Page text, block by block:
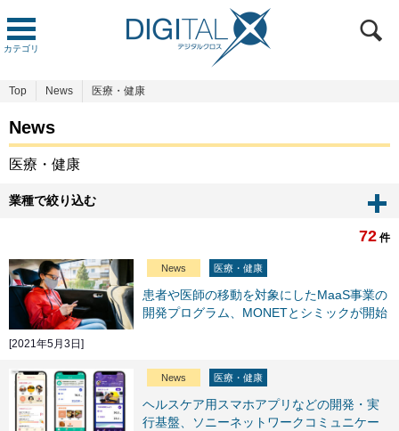
カテゴリ
Top News 医療・健康
News
医療・健康
業種で絞り込む
72 件
News 医療・健康
患者や医師の移動を対象にしたMaaS事業の
開発プログラム、MONETとシミックが開始
[2021年5月3日]
News 医療・健康
ヘルスケア用スマホアプリなどの開発・実
行基盤、ソニーネットワークコミュニケー